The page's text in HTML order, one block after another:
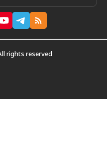
rights reserved